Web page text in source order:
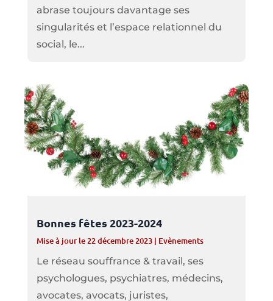
abrase toujours davantage ses
singularités et l’espace relationnel du
social, le...
Bonnes fêtes 2023-2024
Mise à jour le 22 décembre 2023| Evènements
Le réseau souffrance & travail, ses
psychologues, psychiatres, médecins,
avocates, avocats, juristes,